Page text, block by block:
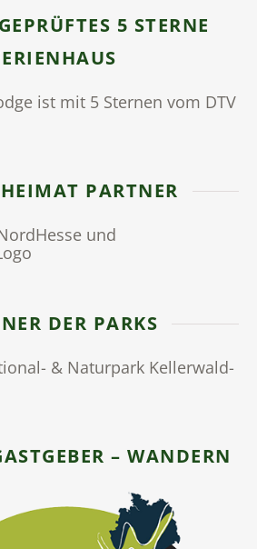
5 STERNE
PARTNER
DER PARKS
– WANDERN